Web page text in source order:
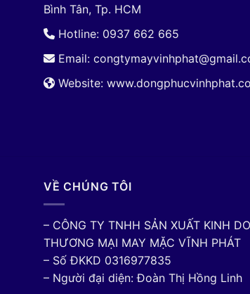
Bình Tân, Tp. HCM
Hotline: 0937 662 665
Email:
Website:
VỀ CHÚNG TÔI
– CÔNG TY TNHH SẢN XUẤT KINH
THƯƠNG MẠI MAY MẶC VĨNH PHÁT
– Số ĐKKD 0316977835
– Người đại diện: Đoàn Thị Hồng Linh